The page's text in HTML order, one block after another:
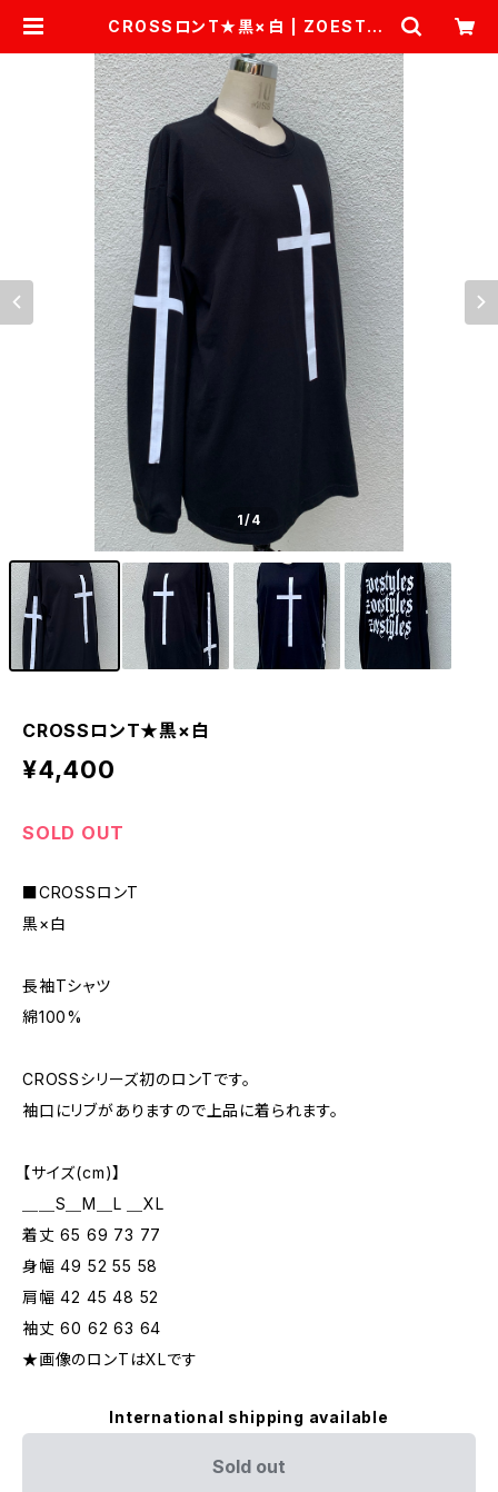
CROSSロンT★黒×白 | ZOESTYL
1/4
CROSSロンT★黒×白
¥4,400
SOLD OUT
■CROSSロンT
黒×白
長袖Tシャツ
綿100%
CROSSシリーズ初のロンTです。
袖口にリブがありますので上品に着られます。
【サイズ(cm)】
＿＿S＿M＿L ＿XL
着丈 65 69 73 77
身幅 49 52 55 58
肩幅 42 45 48 52
袖丈 60 62 63 64
★画像のロンTはXLです
International shipping available
Sold out